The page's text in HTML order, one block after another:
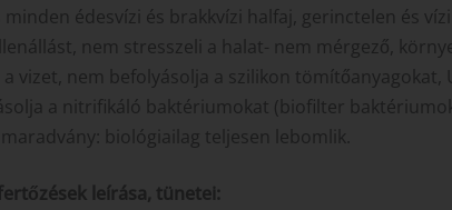
minden édesvízi és brakkvízi halfaj, gerinctelen és
nem stresszeli a halat- nem mérgező,
a vizet, nem befolyásolja a szilikon tömítőanyagokat,
a nitrifikáló baktériumokat (biofilter
biológiailag teljesen lebomlik.
leírása, tünetei: